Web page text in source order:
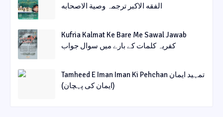
الفقه الاکبر ترجمہ وصیة الاصحابه
Kufria Kalmat Ke Bare Me Sawal Jawab
کفریہ کلمات کے بارے میں سوال جواب
Tamheed E Iman Iman Ki Pehchan تمہید ایمان
(ایمان کی پہچان)